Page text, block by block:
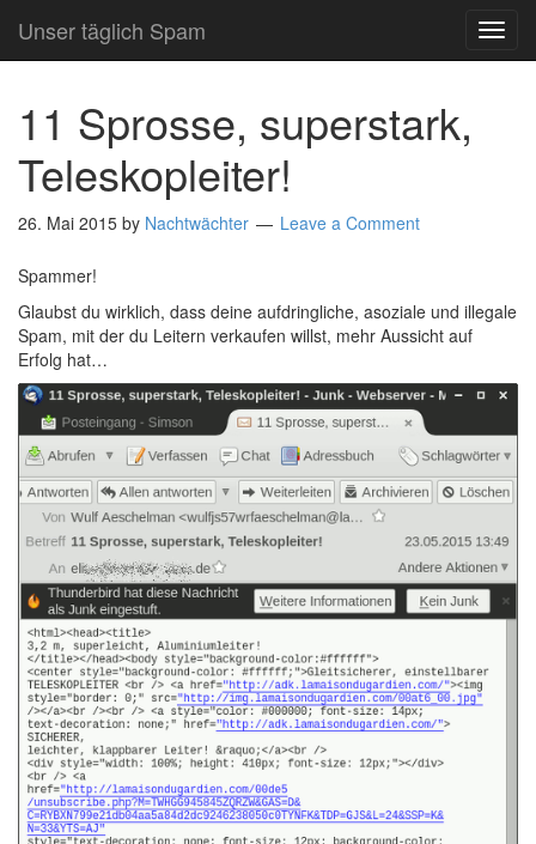
Unser täglich Spam
11 Sprosse, superstark,
Teleskopleiter!
26. Mai 2015 by Nachtwächter Leave a Comment
Spammer!
Glaubst du wirklich, dass deine aufdringliche, asoziale und illegale
Spam, mit der du Leitern verkaufen willst, mehr Aussicht auf
Erfolg hat…